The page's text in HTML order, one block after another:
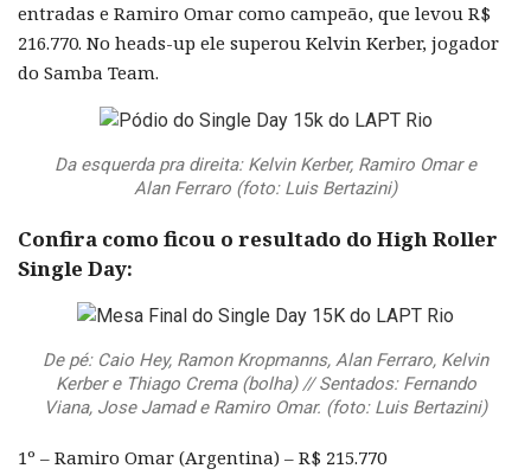
entradas e Ramiro Omar como campeão, que levou R$
216.770. No heads-up ele superou Kelvin Kerber, jogador
do Samba Team.
Da esquerda pra direita: Kelvin Kerber, Ramiro Omar e
Alan Ferraro (foto: Luis Bertazini)
Confira como ficou o resultado do High Roller
Single Day:
De pé: Caio Hey, Ramon Kropmanns, Alan Ferraro, Kelvin
Kerber e Thiago Crema (bolha) // Sentados: Fernando
Viana, Jose Jamad e Ramiro Omar. (foto: Luis Bertazini)
1º – Ramiro Omar (Argentina) – R$ 215.770